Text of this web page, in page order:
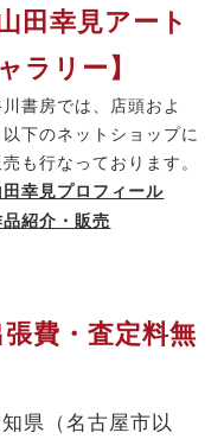
山田幸見アート
ラリー】
書房では、店頭およ
下のネットショップに
も行なっております。
田幸見プロフィール
品紹介・販売
張費・査定料無
県（名古屋市以